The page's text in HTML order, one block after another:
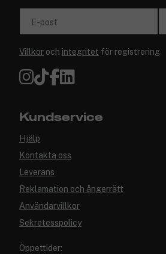
E-post
Villkor och integritet för registrering
Kundservice
Hjälp
Kontakta oss
Leverans
Reklamation och ångerrätt
Användarvillkor
Sekretesspolicy
Öppettider: